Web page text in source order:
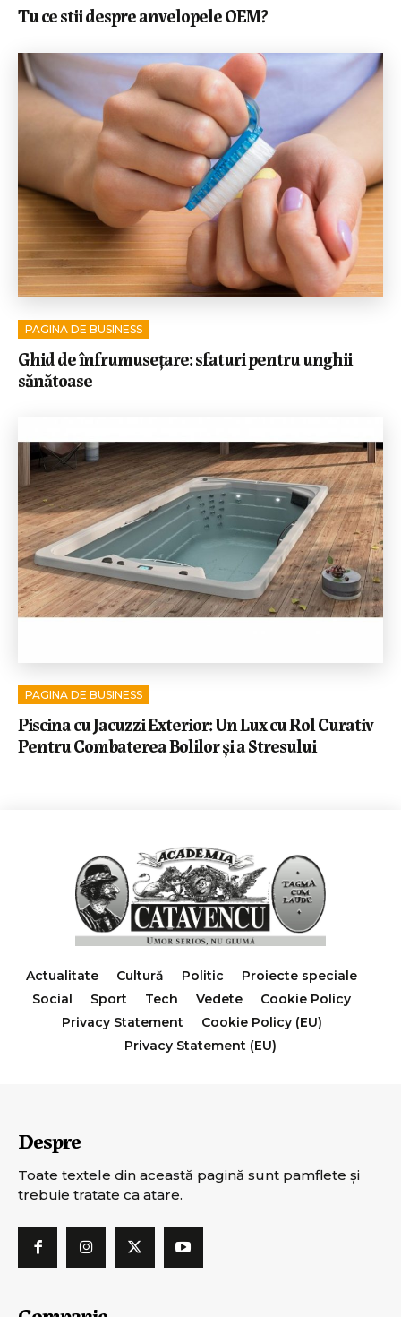
Tu ce stii despre anvelopele OEM?
PAGINA DE BUSINESS
Ghid de înfrumusețare: sfaturi pentru unghii
sănătoase
PAGINA DE BUSINESS
Piscina cu Jacuzzi Exterior: Un Lux cu Rol Curativ
Pentru Combaterea Bolilor și a Stresului
Actualitate Cultură Politic
Proiecte speciale
Social
Sport Tech Vedete
Cookie Policy
Privacy Statement
Cookie Policy (EU)
Privacy Statement (EU)
Despre
Toate textele din această pagină sunt pamflete şi
trebuie tratate ca atare.